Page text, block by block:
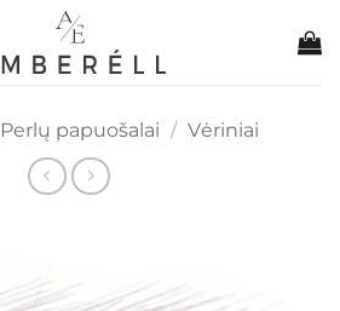
Perlų papuošalai / Vėriniai